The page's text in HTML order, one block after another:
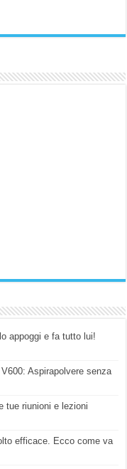
appoggi e fa tutto lui!
Aspirapolvere senza
tue riunioni e lezioni
efficace. Ecco come va